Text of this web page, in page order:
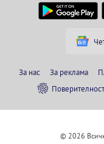
За нас За реклама
Поверителност
© 2026